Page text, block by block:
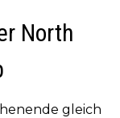
North
gleich